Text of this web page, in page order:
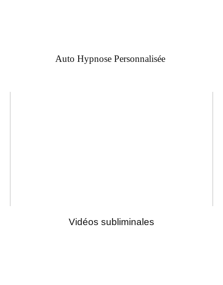
Auto Hypnose Personnalisée
Vidéos subliminales